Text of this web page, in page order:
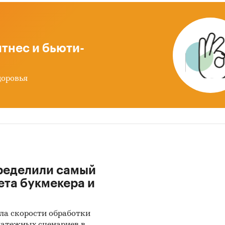
новостей содержит информацию о ключевых
в деятельности игроков рынка за прошедший
описывающем тенденции развития отрасли,
направления развития эквайринга в
экспертов о состоянии и перспективах
текущего состояния и тенденций развития
состояние рынка банковских карт в России;
ситуацию на рынке эквайринга в
через СБП) основных банков России и
и бьюти-
самый
букмекера и
скорости обработки